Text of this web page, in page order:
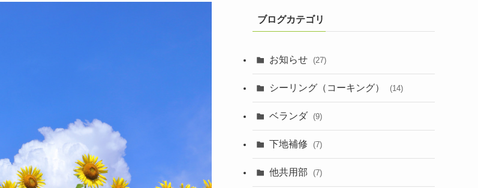
ブログカテゴリ
お知らせ (27)
シーリング（コーキング） (14)
ベランダ (9)
下地補修 (7)
他共用部 (7)